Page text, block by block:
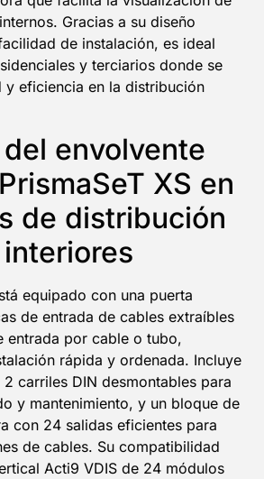
Gracias a su diseño
de instalación, es ideal
y terciarios donde se
y eficiencia en la distribución
envolvente
XS en
de distribución
equipado con una puerta
de entrada de cables extraíbles
entrada por cable o tubo,
rápida y ordenada. Incluye
carriles DIN desmontables para
y mantenimiento, y un bloque de
con 24 salidas eficientes para
de cables. Su compatibilidad
Acti9 VDIS de 24 módulos
MI DESCUENTO!